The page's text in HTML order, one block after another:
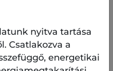
nyitva tartása
Csatlakozva a
energetikai